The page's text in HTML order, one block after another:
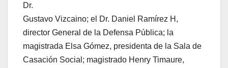
Dr.
Gustavo Vizcaino; el Dr. Daniel Ramírez H,
director General de la Defensa Pública; la
magistrada Elsa Gómez, presidenta de la Sala de
Casación Social; magistrado Henry Timaure,